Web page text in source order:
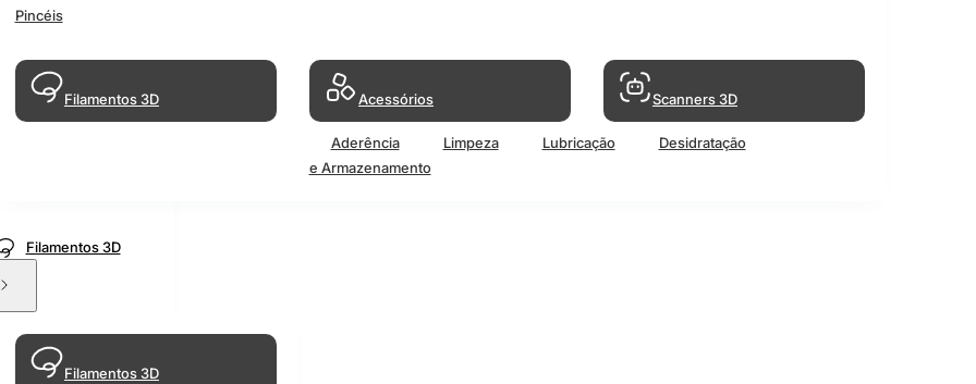
Pincéis
Filamentos 3D Acessórios
Aderência Limpeza Lubricação
Desidratação
e Armazenamento
Scanners 3D
Filamentos 3D
Filamentos 3D